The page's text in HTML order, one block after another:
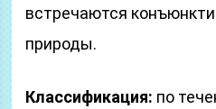
встречаются
природы.
Классификация: по